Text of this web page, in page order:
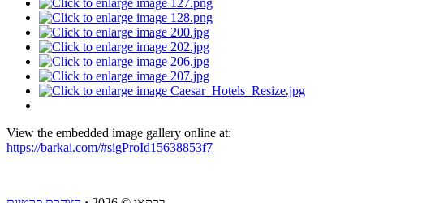
View the embedded image gallery online at:
https://barkai.com/#sigProId15638853f7